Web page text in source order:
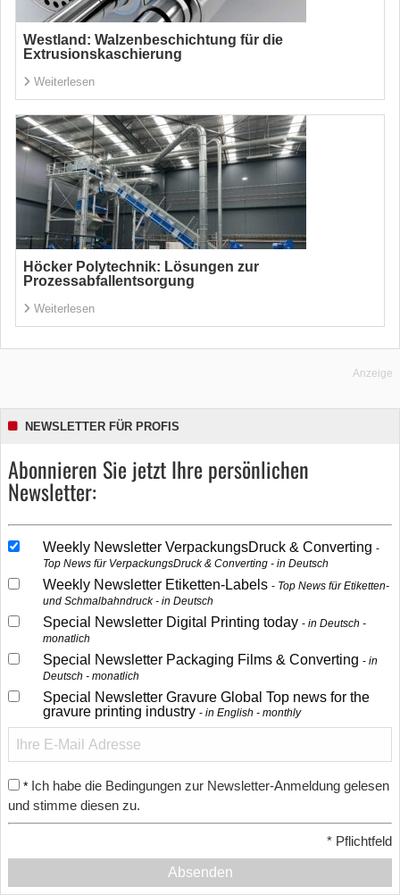
Westland: Walzenbeschichtung für die
Extrusionskaschierung
Weiterlesen
Höcker Polytechnik: Lösungen zur
Prozessabfallentsorgung
Weiterlesen
Anzeige
NEWSLETTER FÜR PROFIS
Abonnieren Sie jetzt Ihre persönlichen
Newsletter:
Weekly Newsletter VerpackungsDruck & Converting
Top News für VerpackungsDruck & Converting - in Deutsch
Weekly Newsletter Etiketten-Labels
Top News für Etiketten-
und Schmalbahndruck - in Deutsch
Special Newsletter Digital Printing today
in Deutsch -
monatlich
Special Newsletter Packaging Films & Converting
in
Deutsch - monatlich
Special Newsletter Gravure Global Top news for the
gravure printing industry
in English - monthly
* Ich habe die Bedingungen zur Newsletter-Anmeldung gelesen
und stimme diesen zu.
* Pflichtfeld
Absenden